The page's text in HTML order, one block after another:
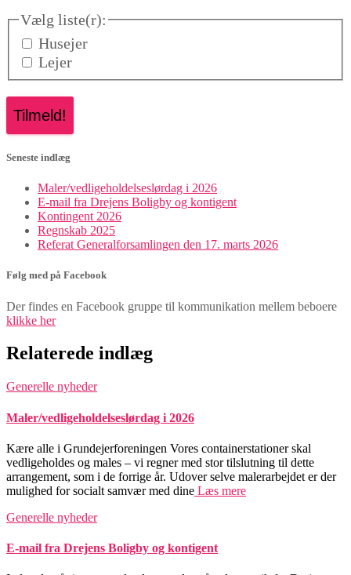
Vælg liste(r):
Husejer
Lejer
Seneste indlæg
Maler/vedligeholdelseslørdag i 2026
E-mail fra Drejens Boligby og kontigent
Kontingent 2026
Regnskab 2025
Referat Generalforsamlingen den 17. marts 2026
Følg med på Facebook
Der findes en Facebook gruppe til kommunikation mellem beboere
klikke her
Relaterede indlæg
Generelle nyheder
Maler/vedligeholdelseslørdag i 2026
Kære alle i Grundejerforeningen Vores containerstationer skal
vedligeholdes og males – vi regner med stor tilslutning til dette
arrangement, som i de forrige år. Udover selve malerarbejdet er der
mulighed for socialt samvær med dine Læs mere
Generelle nyheder
E-mail fra Drejens Boligby og kontigent